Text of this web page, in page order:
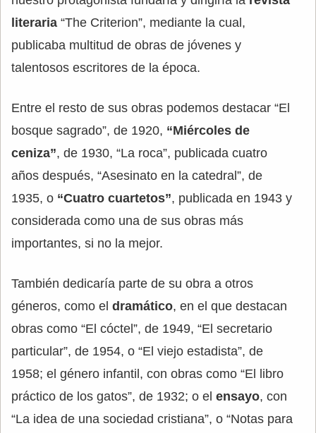
literaria “The Criterion”, mediante la cual,
publicaba multitud de obras de jóvenes y
talentosos escritores de la época.
Entre el resto de sus obras podemos destacar “El
bosque sagrado”, de 1920, “Miércoles de
ceniza”, de 1930, “La roca”, publicada cuatro
años después, “Asesinato en la catedral”, de
1935, o “Cuatro cuartetos”, publicada en 1943 y
considerada como una de sus obras más
importantes, si no la mejor.
También dedicaría parte de su obra a otros
géneros, como el dramático, en el que destacan
obras como “El cóctel”, de 1949, “El secretario
particular”, de 1954, o “El viejo estadista”, de
1958; el género infantil, con obras como “El libro
práctico de los gatos”, de 1932; o el ensayo, con
“La idea de una sociedad cristiana”, o “Notas para